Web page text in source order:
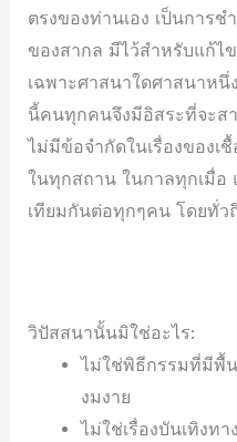
ตรงของท่านเอง เป็นการ
ของสากล มีไว้สำหรับแก้ไ
เฉพาะศาสนาใดศาสนาห
นี้คนทุกคนจึงมีอิสระที่จะส
ไม่มีข้อจำกัดในเรื่องของ
ในทุกสถาน ในกาลทุกเมื่อ
เทียมกันต่อทุกๆคน โดยทั่ว
วิปัสสนานั้นมิใช่อะไร:
ไม่ใช่พิธีกรรมที่มีพื้
งมงาย
ไม่ใช่เรื่องบันเทิง